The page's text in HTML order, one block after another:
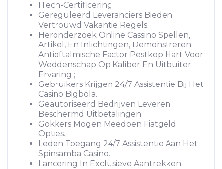
ITech-Certificering
Gereguleerd Leveranciers Bieden
Vertrouwd Vakantie Regels.
Heronderzoek Online Cassino Spellen,
Artikel, En Inlichtingen, Demonstreren
Antioftalmische Factor Pestkop Hart Voor
Weddenschap Op Kaliber En Uitbuiter
Ervaring ;
Gebruikers Krijgen 24/7 Assistentie Bij Het
Casino Bigbola.
Geautoriseerd Bedrijven Leveren
Beschermd Uitbetalingen.
Gokkers Mogen Meedoen Fiatgeld
Opties.
Leden Toegang 24/7 Assistentie Aan Het
Spinsamba Casino.
Lancering In Exclusieve Aantrekken